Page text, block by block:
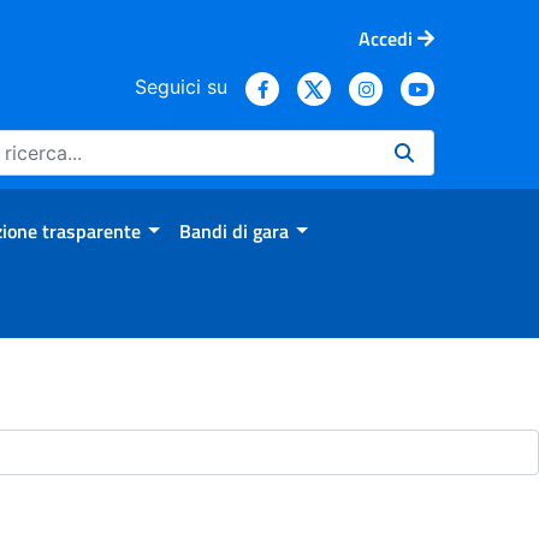
Accedi
Seguici su
trasparente Bandi di gara